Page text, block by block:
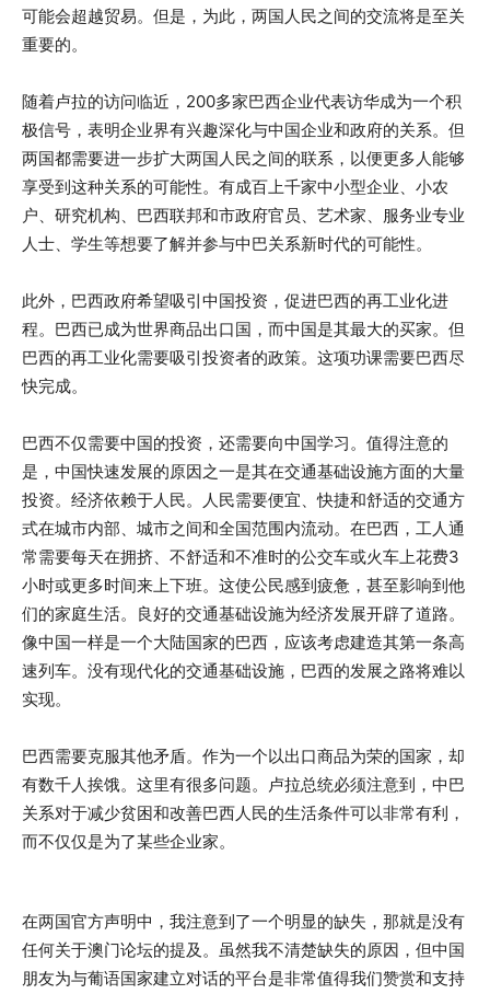
可能会超越贸易。但是，为此，两国人民之间的交流将是至关
重要的。
随着卢拉的访问临近，200多家巴西企业代表访华成为一个积
极信号，表明企业界有兴趣深化与中国企业和政府的关系。但
两国都需要进一步扩大两国人民之间的联系，以便更多人能够
享受到这种关系的可能性。有成百上千家中小型企业、小农
户、研究机构、巴西联邦和市政府官员、艺术家、服务业专业
人士、学生等想要了解并参与中巴关系新时代的可能性。
此外，巴西政府希望吸引中国投资，促进巴西的再工业化进
程。巴西已成为世界商品出口国，而中国是其最大的买家。但
巴西的再工业化需要吸引投资者的政策。这项功课需要巴西尽
快完成。
巴西不仅需要中国的投资，还需要向中国学习。值得注意的
是，中国快速发展的原因之一是其在交通基础设施方面的大量
投资。经济依赖于人民。人民需要便宜、快捷和舒适的交通方
式在城市内部、城市之间和全国范围内流动。在巴西，工人通
常需要每天在拥挤、不舒适和不准时的公交车或火车上花费3
小时或更多时间来上下班。这使公民感到疲惫，甚至影响到他
们的家庭生活。良好的交通基础设施为经济发展开辟了道路。
像中国一样是一个大陆国家的巴西，应该考虑建造其第一条高
速列车。没有现代化的交通基础设施，巴西的发展之路将难以
实现。
巴西需要克服其他矛盾。作为一个以出口商品为荣的国家，却
有数千人挨饿。这里有很多问题。卢拉总统必须注意到，中巴
关系对于减少贫困和改善巴西人民的生活条件可以非常有利，
而不仅仅是为了某些企业家。
在两国官方声明中，我注意到了一个明显的缺失，那就是没有
任何关于澳门论坛的提及。虽然我不清楚缺失的原因，但中国
朋友为与葡语国家建立对话的平台是非常值得我们赞赏和支持